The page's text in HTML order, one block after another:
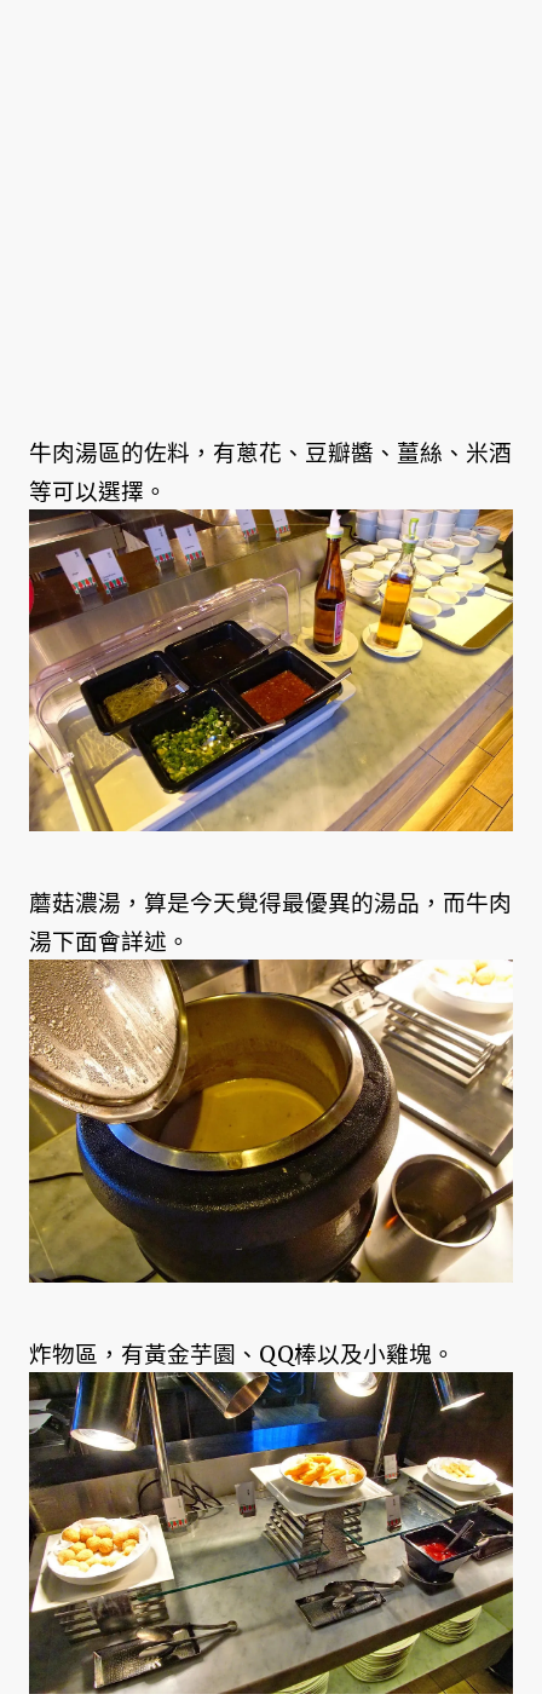
牛肉湯區的佐料，有蔥花、豆瓣醬、薑絲、米酒
等可以選擇。
蘑菇濃湯，算是今天覺得最優異的湯品，而牛肉
湯下面會詳述。
炸物區，有黃金芋園、QQ棒以及小雞塊。